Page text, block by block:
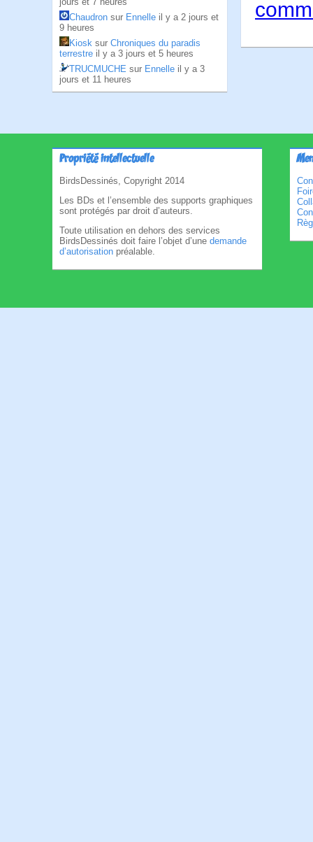
Chaudron sur Ennelle il y a 2 jours et
9 heures
Kiosk sur Chroniques du paradis
terrestre il y a 3 jours et 5 heures
TRUCMUCHE sur Ennelle il y a 3
jours et 11 heures
Propriété intellectuelle
BirdsDessinés, Copyright 2014
Les BDs et l’ensemble des supports graphiques
sont protégés par droit d’auteurs.
Toute utilisation en dehors des services
BirdsDessinés doit faire l’objet d’une demande
d’autorisation préalable.